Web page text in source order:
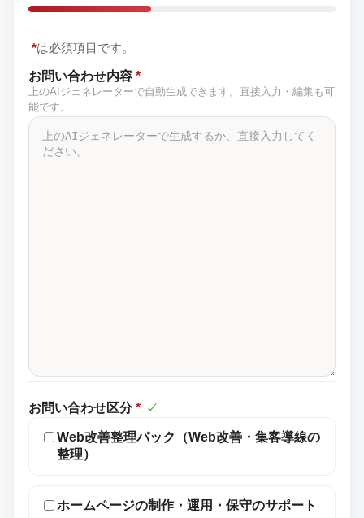
*は必須項目です。
お問い合わせ内容 *
上のAIジェネレーターで自動生成できます。直接入力・編集も可
能です。
お問い合わせ区分 * ✓
Web改善整理パック（Web改善・集客導線の
整理）
ホームページの制作・運用・保守のサポート